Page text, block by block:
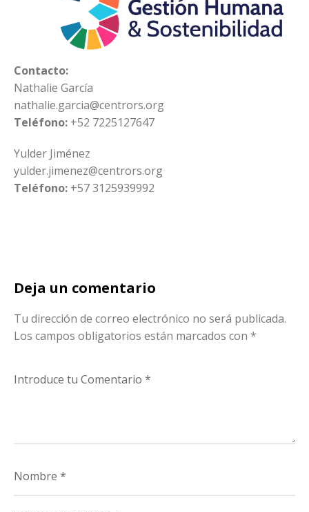
Contacto:
Nathalie García
nathalie.garcia@centrors.org
Teléfono: +52 7225127647
Yulder Jiménez
yulder.jimenez@centrors.org
Teléfono: +57 3125939992
Deja un comentario
Tu dirección de correo electrónico no será publicada.
Los campos obligatorios están marcados con *